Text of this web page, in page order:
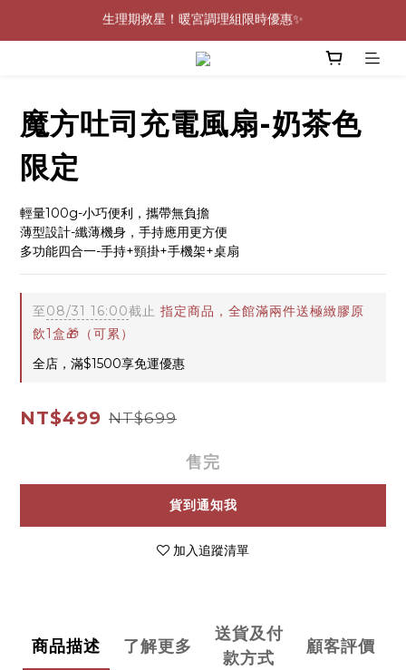
0805-0808指定商品滿$2000結帳88折💖
0805-0808指定商品滿$2000結帳88折💖
呵護身心🩷十全十美益生菌最低一盒 $600 UP🪐
0805-0808指定商品滿$2000結帳88折💖
魔方吐司充電風扇-奶茶色
限定
輕量100g-小巧便利，攜帶無負擔
薄型設計-纖薄機身，手持應用更方便
多功能四合一-手持+頸掛+手機架+桌扇
至08/31 16:00截止 指定商品，全館滿兩件送極緻膠原
飲1盒🎁（可累）
全店，滿$1500享免運優惠
NT$499 NT$699
售完
貨到通知我
加入追蹤清單
商品描述 了解更多
送貨及付
款方式
顧客評價